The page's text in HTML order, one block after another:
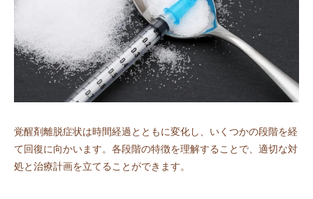
覚醒剤離脱症状は時間経過とともに変化し、いくつかの段階を経
て回復に向かいます。各段階の特徴を理解することで、適切な対
処と治療計画を立てることができます。